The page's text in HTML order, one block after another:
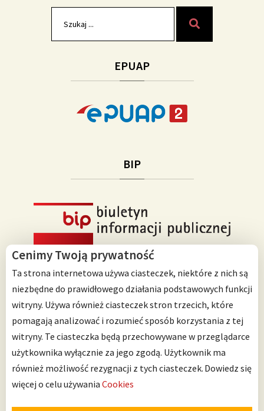
EPUAP
BIP
Przedszkole Integracyjne nr 125 im. Janusza Korczaka
ul. Ścinawska 10
53-642 Wrocław
Telefon: 71 798 67 64
Cenimy Twoją prywatność
Ta strona internetowa używa ciasteczek, niektóre z nich są
niezbędne do prawidłowego działania podstawowych funkcji
witryny. Używa również ciasteczek stron trzecich, które
pomagają analizować i rozumieć sposób korzystania z tej
witryny. Te ciasteczka będą przechowywane w przeglądarce
użytkownika wyłącznie za jego zgodą. Użytkownik ma
również możliwość rezygnacji z tych ciasteczek. Dowiedz się
więcej o celu używania Cookies